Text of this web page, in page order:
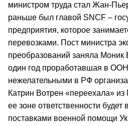
министром труда стал Жан-
раньше был главой SNCF –
предприятия, которое
перевозками. Пост министра
преобразований заняла
один год проработавшая в
нежелательными в РФ
Катрин Вотрен «переехала» из
ее зоне ответственности будет
поставками военной помощи